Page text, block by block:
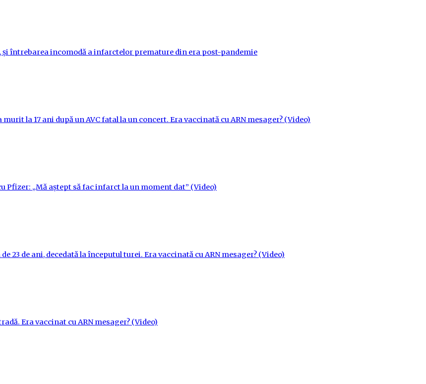
întrebarea incomodă a infarctelor premature din era post-pandemie
la 17 ani după un AVC fatal la un concert. Era vaccinată cu ARN mesager? (Video)
„Mă aștept să fac infarct la un moment dat” (Video)
de ani, decedată la începutul turei. Era vaccinată cu ARN mesager? (Video)
Era vaccinat cu ARN mesager? (Video)